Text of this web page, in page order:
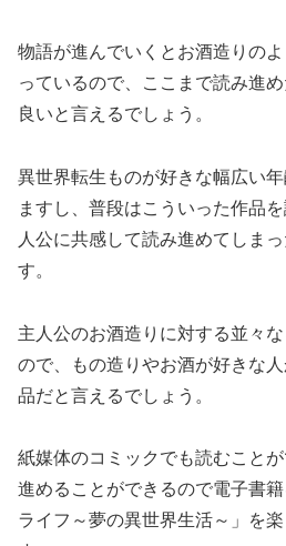
物語が進んでいくとお酒造りの
っているので、ここまで読み進
良いと言えるでしょう。
異世界転生ものが好きな幅広い
ますし、普段はこういった作品
人公に共感して読み進めてしま
す。
主人公のお酒造りに対する並々
ので、もの造りやお酒が好きな
品だと言えるでしょう。
紙媒体のコミックでも読むこと
進めることができるので電子書
ライフ～夢の異世界生活～」を